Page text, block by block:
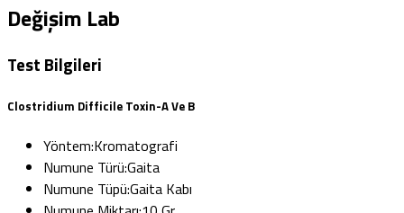
Değişim Lab
Test Bilgileri
Clostridium Difficile Toxin-A Ve B
Yöntem:Kromatografi
Numune Türü:Gaita
Numune Tüpü:Gaita Kabı